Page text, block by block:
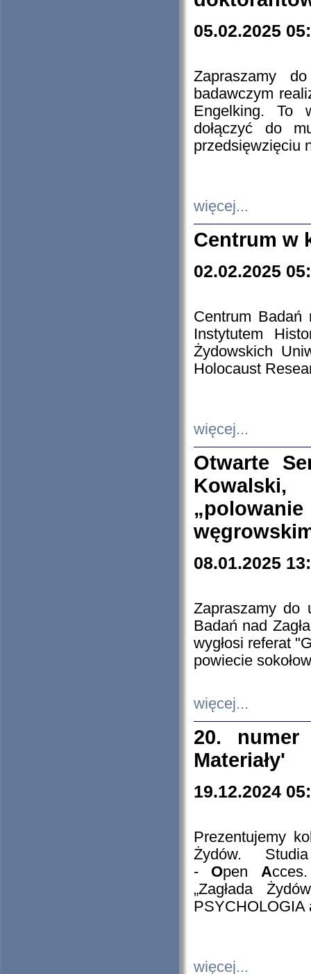
05.02.2025
Zapraszamy
badawczym
Engelking. To
dołączyć do
przedsięwzięciu
więcej...
Centrum w
02.02.2025
Centrum Badań
Instytutem
Żydowskich
Holocaust
więcej...
Otwarte
08.01.2025
Zapraszamy do
Badań nad
wygłosi referat
powiecie
więcej...
20. numer
Materiały'
19.12.2024
Prezentujemy
Żydów.
- Open A
„Zagłada
PSYCHOLOGIA
więcej...